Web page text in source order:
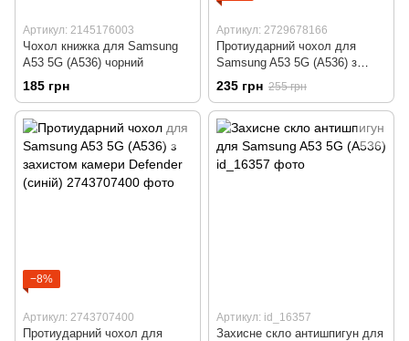
Артикул: 2145176003
Чохол книжка для Samsung
A53 5G (A536) чорний
185 грн
Артикул: 2729678166
Протиударний чохол для
Samsung A53 5G (A536) з
захистом камери Defender
(чорний)
235 грн 255 грн
−8%
Артикул: 2743707400
Протиударний чохол для
Артикул: id_16357
Захисне скло антишпигун для